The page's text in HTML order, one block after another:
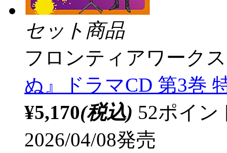
セット商品
フロンティアワークス
ぬ』ドラマCD 第3巻
¥5,170(税込) 52ポイ
2026/04/08発売